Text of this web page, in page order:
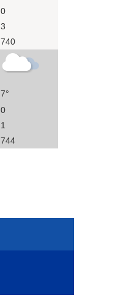
0
3
740
7°
0
1
744